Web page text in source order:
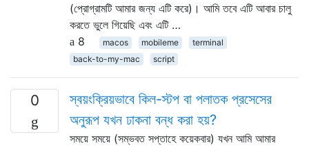
(প্রোগ্রামটি আমার জন্য এটি করে)। আমি তবে এটি আবার চালু
করতে ভুলে গিয়েছি এবং এটি …
8
macos mobileme
terminal
back-to-my-mac
script
0
স্বয়ংক্রিয়ভাবে কিল-স্টপ বা পলাতক প্রসেসের
অনুরূপ যখন ঢাকনা বন্ধ করা হয়?
সময়ে সময়ে (সম্ভবত সপ্তাহে কয়েকবার) যখন আমি আমার